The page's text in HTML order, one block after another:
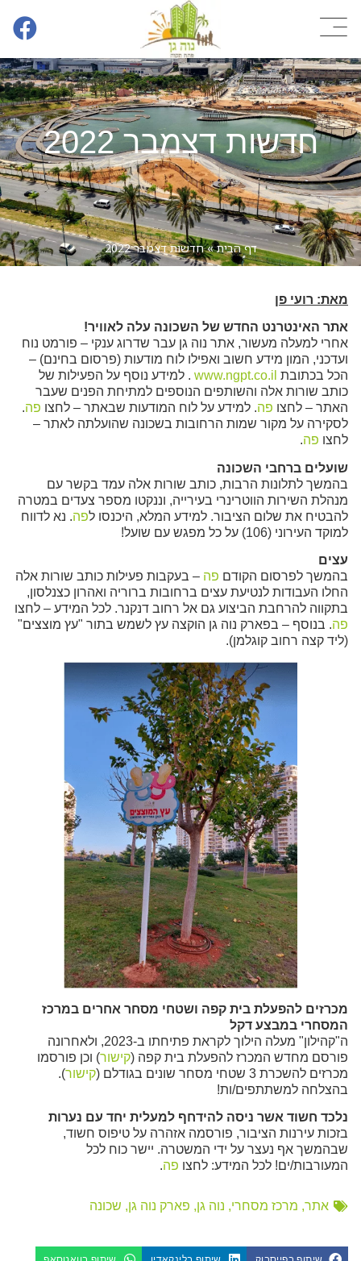
חדשות דצמבר 2022
דף הבית»חדשות דצמבר 2022
מאת: רועי פן
אתר האינטרנט החדש של השכונה עלה לאוויר!
אחרי למעלה מעשור, אתר נוה גן עבר שדרוג ענקי – פורמט נוח
ועדכני, המון מידע חשוב ואפילו לוח מודעות (פרסום בחינם) –
הכל בכתובת www.ngpt.co.il . למידע נוסף על הפעילות של
כותב שורות אלה והשותפים הנוספים למתיחת הפנים שעבר
האתר – לחצו פה. למידע על לוח המודעות שבאתר – לחצו פה.
לסקירה על מקור שמות הרחובות בשכונה שהועלתה לאתר –
לחצו פה.
שועלים ברחבי השכונה
בהמשך לתלונות הרבות, כותב שורות אלה עמד בקשר עם
מנהלת השירות הווטרינרי בעירייה, וננקטו מספר צעדים במטרה
להבטיח את שלום הציבור. למידע המלא, היכנסו לפה. נא לדווח
למוקד העירוני (106) על כל מפגש עם שועל!
עצים
בהמשך לפרסום הקודם פה – בעקבות פעילות כותב שורות אלה
החלו העבודות לנטיעת עצים ברחובות ברוריה ואהרון כצנלסון,
בתקווה להרחבת הביצוע גם אל רחוב דנקנר. לכל המידע – לחצו
פה. בנוסף – בפארק נוה גן הוקצה עץ לשמש בתור "עץ מוצצים"
(ליד קצה רחוב קוגלמן).
מכרזים להפעלת בית קפה ושטחי מסחר אחרים במרכז
המסחרי במבצע דקל
ה"קהילון" מעלה הילוך לקראת פתיחתו ב-2023, ולאחרונה
פורסם מחדש המכרז להפעלת בית קפה (קישור) וכן פורסמו
מכרזים להשכרת 3 שטחי מסחר שונים בגודלם (
קישור).
בהצלחה למשתתפים/ות!
נלכד חשוד אשר ניסה להידחף למעלית יחד עם נערות
בזכות עירנות הציבור, פורסמה אזהרה על טיפוס חשוד,
שבהמשך אף נעצר על ידי המשטרה. יישר כוח לכל
המעורבות/ים! לכל המידע: לחצו פה.
אתר, מרכז מסחרי, נוה גן, פארק נוה גן, שכונה